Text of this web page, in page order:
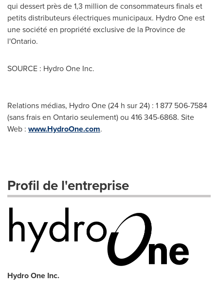
qui dessert près de 1,3 million de consommateurs finals et
petits distributeurs électriques municipaux. Hydro One est
une société en propriété exclusive de la Province de
l'Ontario.
SOURCE : Hydro One Inc.
Relations médias, Hydro One (24 h sur 24) : 1 877 506-7584
(sans frais en Ontario seulement) ou 416 345-6868. Site
Web : www.HydroOne.com.
Profil de l'entreprise
Hydro One Inc.